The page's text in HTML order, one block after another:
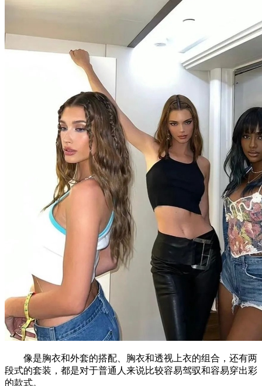
像是胸衣和外套的搭配、胸衣和透视上衣的组合，还有两
段式的套装，都是对于普通人来说比较容易驾驭和容易穿出彩
的款式。